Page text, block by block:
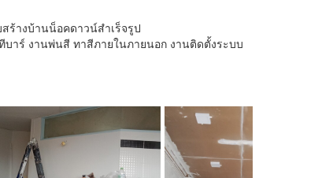
ร้างบ้านน็อคดาวน์สำเร็จรูป
บาร์ งานพ่นสี ทาสีภายในภายนอก งานติดตั้งระบบ